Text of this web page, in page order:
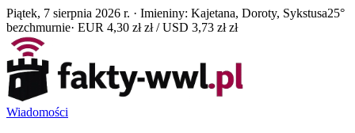
Piątek, 7 sierpnia 2026 r. · Imieniny: Kajetana, Doroty, Sykstusa25°
bezchmurnie· EUR 4,30 zł zł / USD 3,73 zł zł
Wiadomości